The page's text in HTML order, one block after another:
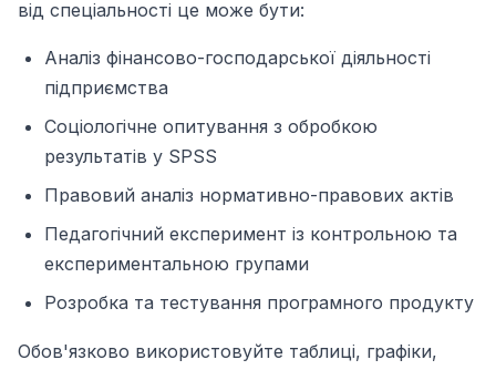
від спеціальності це може бути:
Аналіз фінансово-господарської діяльності
підприємства
Соціологічне опитування з обробкою
результатів у SPSS
Правовий аналіз нормативно-правових актів
Педагогічний експеримент із контрольною та
експериментальною групами
Розробка та тестування програмного продукту
Обов'язково використовуйте таблиці, графіки,